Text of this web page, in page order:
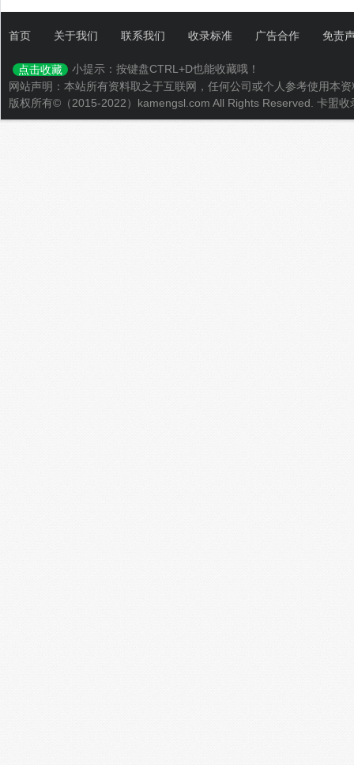
首页 关于我们 联系我们 收录标准 广告合作 免责
点击收藏
小提示：按键盘CTRL+D也能收藏哦！
网站声明：本站所有资料取之于互联网，任何公司或个人参考使用本
版权所有©（2015-2022）kamengsl.com All Rights Reserved. 卡盟收